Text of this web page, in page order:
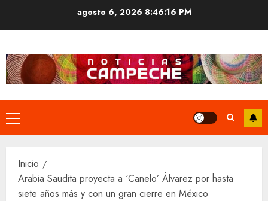
agosto 6, 2026 8:46:17 PM
Menú
principal
Inicio
Arabia Saudita proyecta a ‘Canelo’ Álvarez por hasta
siete años más y con un gran cierre en México